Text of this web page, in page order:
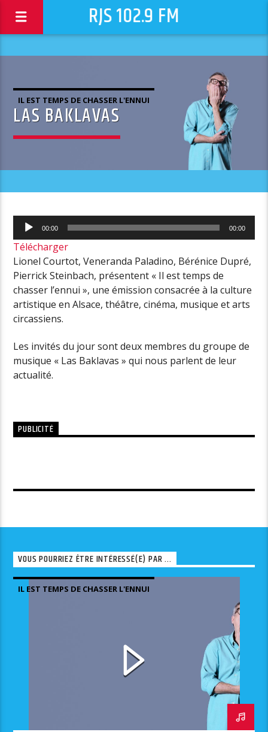
RJS 102.9 FM
IL EST TEMPS DE CHASSER L'ENNUI
LAS BAKLAVAS
Lecteur
audio
00:00 00:00
Télécharger
Lionel Courtot, Veneranda Paladino, Bérénice Dupré,
Pierrick Steinbach, présentent « Il est temps de
chasser l’ennui », une émission consacrée à la culture
artistique en Alsace, théâtre, cinéma, musique et arts
circassiens.
Les invités du jour sont deux membres du groupe de
musique « Las Baklavas » qui nous parlent de leur
actualité.
PUBLICITÉ
VOUS POURRIEZ ÊTRE INTÉRESSÉ(E) PAR ...
IL EST TEMPS DE CHASSER L'ENNUI